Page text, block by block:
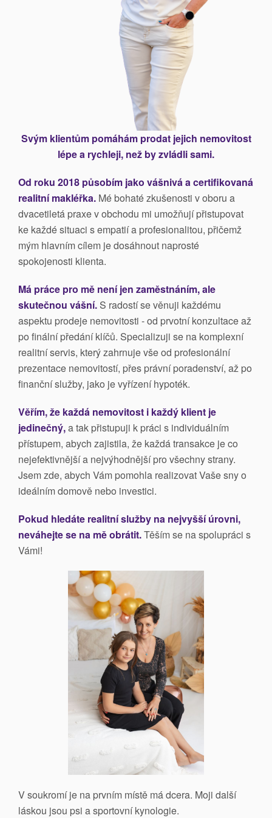
Svým klientům pomáhám prodat jejich nemovitost
lépe a rychleji, než by zvládli sami.
Od roku 2018 působím jako vášnivá a certifikovaná
realitní makléřka. Mé bohaté zkušenosti v oboru a
dvacetiletá praxe v obchodu mi umožňují přistupovat
ke každé situaci s empatií a profesionalitou, přičemž
mým hlavním cílem je dosáhnout naprosté
spokojenosti klienta.
Má práce pro mě není jen zaměstnáním, ale
skutečnou vášní. S radostí se věnuji každému
aspektu prodeje nemovitosti - od prvotní konzultace až
po finální předání klíčů. Specializuji se na komplexní
realitní servis, který zahrnuje vše od profesionální
prezentace nemovitostí, přes právní poradenství, až po
finanční služby, jako je vyřízení hypoték.
Věřím, že každá nemovitost i každý klient je
jedinečný,a tak přistupuji k práci s individuálním
přístupem, abych zajistila, že každá transakce je co
nejefektivnější a nejvýhodnější pro všechny strany.
Jsem zde, abych Vám pomohla realizovat Vaše sny o
ideálním domově nebo investici.
Pokud hledáte realitní služby na nejvyšší úrovni,
neváhejte se na mě obrátit.Těším se na spolupráci s
Vámi!
V soukromí je na prvním místě má dcera. Moji další
láskou jsou psi a sportovní kynologie.